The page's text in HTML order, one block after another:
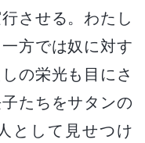
させる。わたし
方では奴に対す
の栄光も目にさ
たちをサタンの
として見せつけ